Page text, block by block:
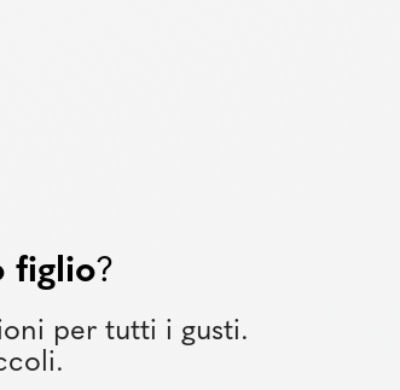
figlio?
per tutti i gusti.